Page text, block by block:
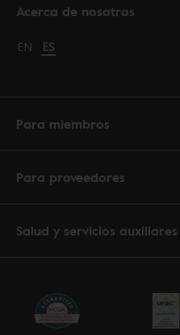
Acerca de nosotros
Change language to English
EN Cambiar idioma a español
ES
Para miembros
Para proveedores
Salud y servicios auxiliares